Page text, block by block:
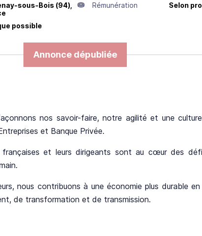
sous-Bois (94),
Rémunération Selon
possible
Annonce dépubliée
nos savoir-faire, notre agilité et une
et Banque Privée.
françaises et leurs dirigeants sont au cœur des
nous contribuons à une économie plus durable
de transformation et de transmission.